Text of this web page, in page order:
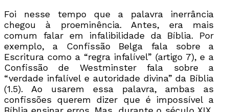
Foi nesse tempo que a palavra inerrância
chegou à proeminência. Antes, era mais
comum falar em infalibilidade da Bíblia. Por
exemplo, a Confissão Belga fala sobre a
Escritura como a “regra infalível” (artigo 7), e a
Confissão de Westminster fala sobre a
“verdade infalível e autoridade divina” da Bíblia
(1.5). Ao usarem essa palavra, ambas as
confissões querem dizer que é impossível a